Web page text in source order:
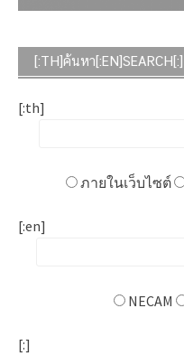
[:TH]ค้นหา[:EN]SEARCH[:]
[:th]
ภายในเว็บไซต์
[:en]
NECAM
[:]